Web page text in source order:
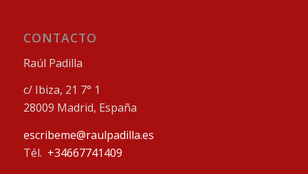
CONTACTO
Raúl Padilla
c/ Ibiza, 21 7° 1
28009 Madrid, España
escribeme@raulpadilla.es
Tél. +34667741409